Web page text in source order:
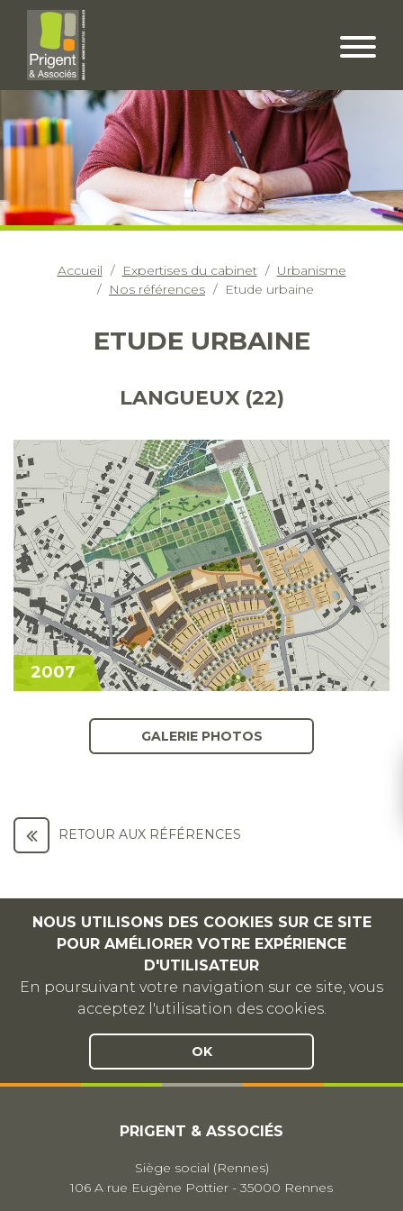
Accueil Expertises du cabinet
Urbanisme
Nos références
Etude urbaine
ETUDE URBAINE
LANGUEUX (22)
2007
GALERIE PHOTOS
RETOUR AUX RÉFÉRENCES
NOUS UTILISONS DES COOKIES SUR CE SITE
POUR AMÉLIORER VOTRE EXPÉRIENCE
D'UTILISATEUR
En poursuivant votre navigation sur ce site, vous
acceptez l'utilisation des cookies.
OK
PRIGENT & ASSOCIÉS
Siège social (Rennes)
106 A rue Eugène Pottier - 35000 Rennes